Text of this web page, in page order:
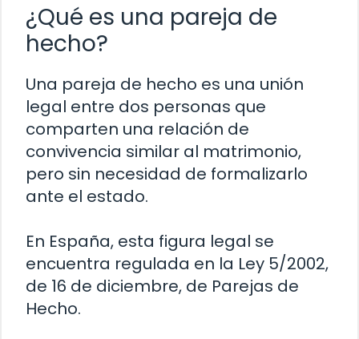
¿Qué es una pareja de
hecho?
Una pareja de hecho es una unión
legal entre dos personas que
comparten una relación de
convivencia similar al matrimonio,
pero sin necesidad de formalizarlo
ante el estado.
En España, esta figura legal se
encuentra regulada en la Ley 5/2002,
de 16 de diciembre, de Parejas de
Hecho.